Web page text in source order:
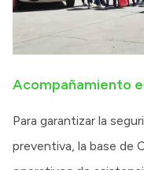
Acompañamiento
Para garantizar la
preventiva, la base de